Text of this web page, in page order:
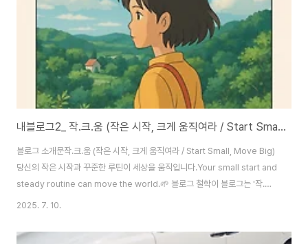
내블로그2_ 작.크.움 (작은 시작, 크게 움직여라 / Start Small, Move Big)
블로그 소개문작.크.움 (작은 시작, 크게 움직여라 / Start Small, Move Big)
당신의 작은 시작과 꾸준한 루틴이 세상을 움직입니다.Your small start and
steady routine can move the world.🌱 블로그 철학이 블로그는 '작.크.
움', 즉 작은 시작과 꾸준한 루틴이 결국 크게 움직이는 삶과 사회를 만들어낸다
습니다.진짜 변화는 어제보다 조금 더 나아지려는 꾸준한 반복에서 비롯됩니
2025. 7. 10.